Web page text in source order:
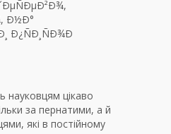
науковцям цікаво
за пернатими, а й
які в постійному